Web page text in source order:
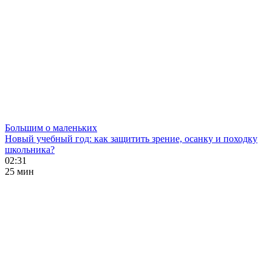
Большим о маленьких
Новый учебный год: как защитить зрение, осанку и походку
школьника?
02:31
25 мин